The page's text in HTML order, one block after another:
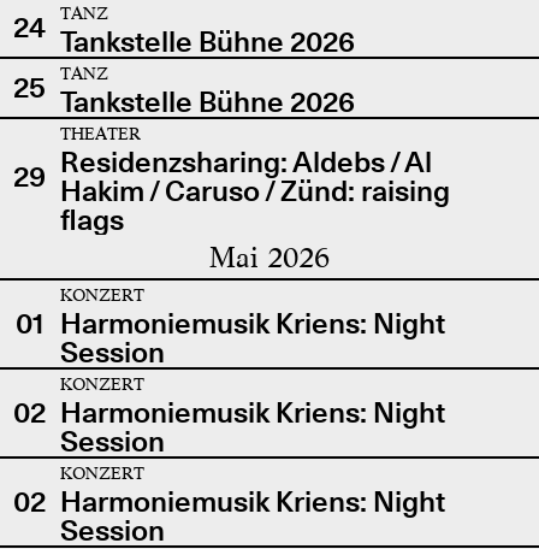
24
TANZ
Tankstelle Bühne 2026
25
TANZ
Tankstelle Bühne 2026
29
THEATER
Residenzsharing: Aldebs / Al
Hakim / Caruso / Zünd: raising
flags
Mai 2026
01
KONZERT
Harmoniemusik Kriens: Night
Session
02
KONZERT
Harmoniemusik Kriens: Night
Session
02
KONZERT
Harmoniemusik Kriens: Night
Session